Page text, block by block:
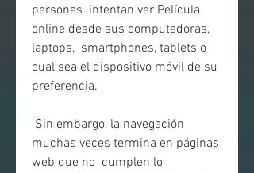
personas  intentan ver Película
online desde sus computadoras,
laptops,  smartphones, tablets o
cual sea el dispositivo móvil de su
preferencia.
muchas veces termina en páginas
web que no  cumplen lo